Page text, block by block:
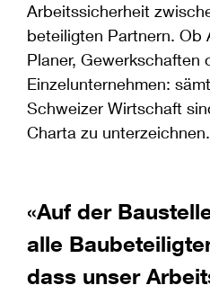
Arbeitssicherheit
beteiligten Partnern. Ob
Planer, Gewerkschaften
Einzelunternehmen:
Schweizer Wirtschaft
Charta zu unterzeichnen.
«Auf der
alle
dass unser